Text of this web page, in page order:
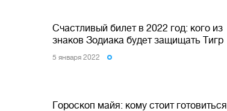
Счастливый билет в 2022 год: кого из
знаков Зодиака будет защищать Тигр
5 января 2022
Гороскоп майя: кому стоит готовиться